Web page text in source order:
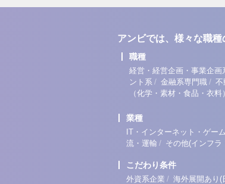
アンビでは、様々な職種
職種
経営・経営企画・事業企画
ント系 / 金融系専門職 / 不
（化学・素材・食品・衣料）
業種
IT・インターネット・ゲーム
流・運輸 / その他(インフラ
こだわり条件
外資系企業 / 海外展開あり(